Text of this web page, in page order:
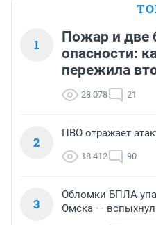
1
Пожар и две
опасности:
пережила
28 078 21
2
ПВО отражает
18 412 90
3
Обломки БПЛА
Омска —